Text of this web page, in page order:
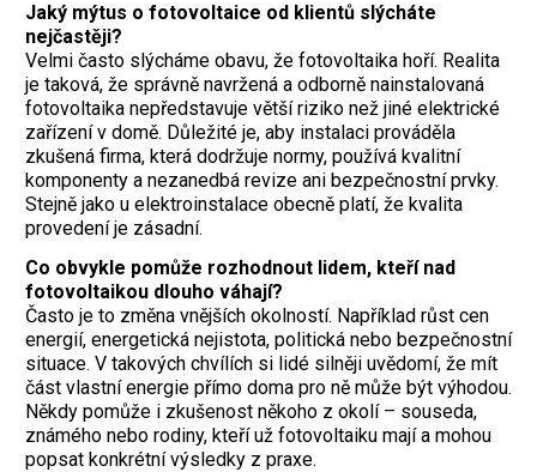
Jaký mýtus o fotovoltaice od klientů slýcháte
nejčastěji?
Velmi často slýcháme obavu, že fotovoltaika hoří. Realita
je taková, že správně navržená a odborně nainstalovaná
fotovoltaika nepředstavuje větší riziko než jiné elektrické
zařízení v domě. Důležité je, aby instalaci prováděla
zkušená firma, která dodržuje normy, používá kvalitní
komponenty a nezanedbá revize ani bezpečnostní prvky.
Stejně jako u elektroinstalace obecně platí, že kvalita
provedení je zásadní.
Co obvykle pomůže rozhodnout lidem, kteří nad
fotovoltaikou dlouho váhají?
Často je to změna vnějších okolností. Například růst cen
energií, energetická nejistota, politická nebo bezpečnostní
situace. V takových chvílích si lidé silněji uvědomí, že mít
část vlastní energie přímo doma pro ně může být výhodou.
Někdy pomůže i zkušenost někoho z okolí – souseda,
známého nebo rodiny, kteří už fotovoltaiku mají a mohou
popsat konkrétní výsledky z praxe.